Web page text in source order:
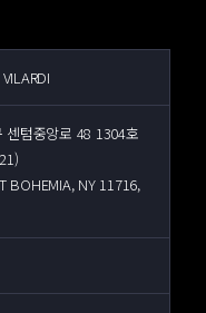
센텀중앙로 48 1304호
BOHEMIA, NY 11716,